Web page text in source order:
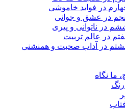
در فواید خاموشى
در عشق و جوانى
در ناتوانى و پیرى
در عالم تربیت
در آداب صحبت و همنشنى
ما نگاه